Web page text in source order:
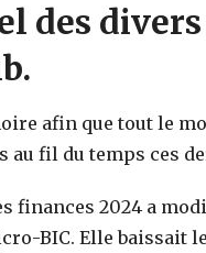
des
afin que tout le
au fil du temps ces
finances 2024 a
BIC. Elle baissait